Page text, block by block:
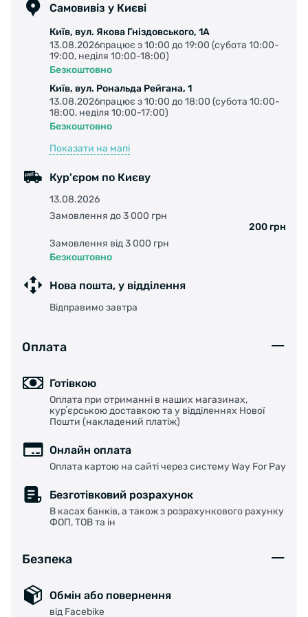
Щільність: 30 TPI
Самовивіз у Києві
Київ, вул. Якова Гніздовського, 1А
13.08.2026працює з 10:00 до 19:00 (субота 10:00-
19:00, неділя 10:00-18:00)
Безкоштовно
Київ, вул. Рональда Рейгана, 1
13.08.2026працює з 10:00 до 18:00 (субота 10:00-
18:00, неділя 10:00-17:00)
Безкоштовно
Показати на мапі
Кур'єром по Києву
13.08.2026
Замовлення до 3 000 грн
200 грн
Замовлення від 3 000 грн
Безкоштовно
Нова пошта, у відділення
Відправимо завтра
Оплата
Готівкою
Оплата при отриманні в наших магазинах,
курʼєрською доставкою та у відділеннях Нової
Пошти (накладений платіж)
Онлайн оплата
Оплата картою на сайті через систему Way For Pay
Безготівковий розрахунок
В касах банків, а також з розрахункового рахунку
ФОП, ТОВ та ін
Безпека
Обмін або повернення
від Facebike